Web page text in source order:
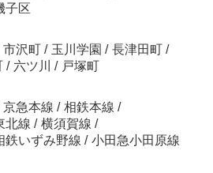
子区
市沢町 / 玉川学園 / 長津田町 /
/ 六ツ川 / 戸塚町
京急本線 / 相鉄本線 /
北線 / 横須賀線 /
鉄いずみ野線 / 小田急小田原線